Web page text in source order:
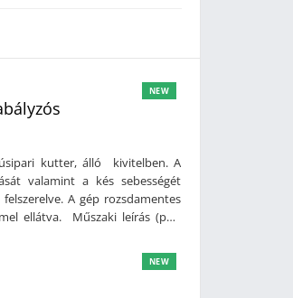
kutter, álló kivitelben. A
valamint a kés sebességét
A gép rozsdamentes
ellátva. Műszaki leírás (pdf)
150-300 fordulatKések
2,2 - 3kW ( 3-4 Le
160kg
NEW
NEW